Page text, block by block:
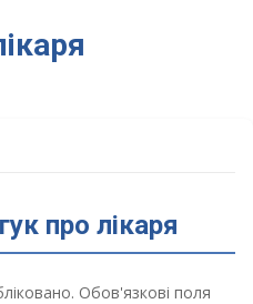
про лікаря
Обов'язкові поля